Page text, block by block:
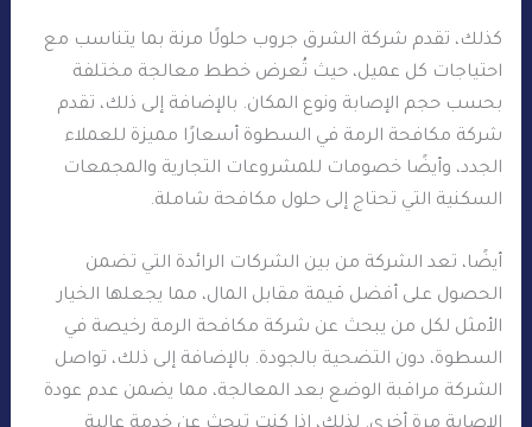
كذلك، تقدم شركة الشرق جروب حلولًا مرنة بما يتناسب مع
احتياجات كل عميل، حيث تُعرض خطط معالجة مختلفة
بحسب حجم الإصابة ونوع المكان. بالإضافة إلى ذلك، تقدم
شركة مكافحة الرمة في السطوة أسعارًا مميزة للعملاء
الجدد، وأيضًا خصومات للمشروعات التجارية والمجمعات
السكنية التي تحتاج إلى حلول مكافحة شاملة.
أيضًا، تعد الشركة من بين الشركات الرائدة التي تضمن
الحصول على أفضل قيمة مقابل المال، مما يجعلها الخيار
الأمثل لكل من يبحث عن شركة مكافحة الرمة رخيصة في
السطوة، دون التضحية بالجودة. بالإضافة إلى ذلك، تواصل
الشركة مراقبة الوضع بعد المعالجة، مما يضمن عدم عودة